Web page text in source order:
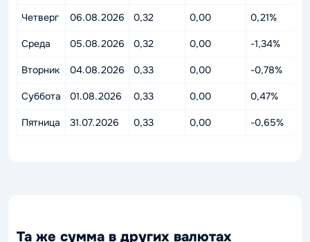
Четверг 06.08.2026 0,32 0,00 0,21%
Среда 05.08.2026 0,32 0,00 -1,34%
Вторник 04.08.2026 0,33 0,00 -0,78%
Суббота 01.08.2026 0,33 0,00 0,47%
Пятница 31.07.2026 0,33 0,00 -0,65%
Та же сумма в других валютах